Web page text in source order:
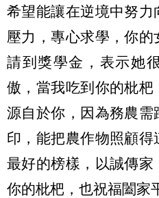
希望能讓在逆境中努
壓力，專心求學，你的
請到獎學金，表示她
傲，當我吃到你的枇
源自於你，因為務農
印，能把農作物照顧
最好的榜樣，以誠傳
你的枇杷，也祝福闔家